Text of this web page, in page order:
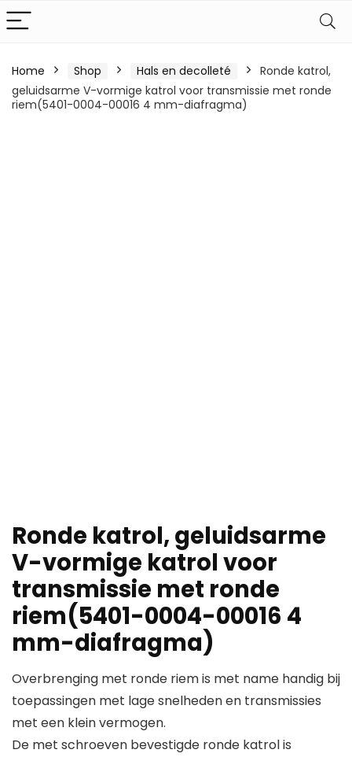
Home Shop Hals en decolleté
Ronde katrol,
geluidsarme V-vormige katrol voor transmissie met ronde
riem(5401-0004-00016 4 mm-diafragma)
Ronde katrol, geluidsarme
V-vormige katrol voor
transmissie met ronde
riem(5401-0004-00016 4
mm-diafragma)
Overbrenging met ronde riem is met name handig bij
toepassingen met lage snelheden en transmissies
met een klein vermogen.
De met schroeven bevestigde ronde katrol is